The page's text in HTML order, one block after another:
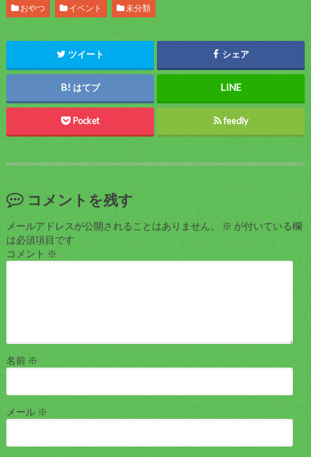
おやつ イベント 未分類
ツイート シェア
はてブ
Pocket feedly
コメントを残す
メールアドレスが公開されることはありません。 ※ が付いている欄
は必須項目です
コメント ※
名前 ※
メール ※